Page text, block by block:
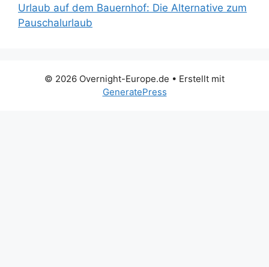
Urlaub auf dem Bauernhof: Die Alternative zum
Pauschalurlaub
© 2026 Overnight-Europe.de • Erstellt mit
GeneratePress